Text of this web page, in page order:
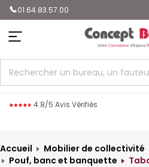
01.64.83.57.00
4.8/5 Avis Vérifiés
Accueil Mobilier de collectivité
Pouf, banc et banquette